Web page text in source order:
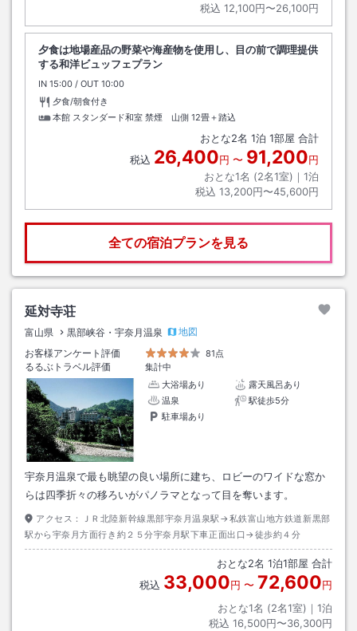
税込 12,100円〜26,100円
夕食は地場産品の野菜や海産物を使用し、目の前で調理提供
する和洋ビュッフェプラン
IN チェックイン
15:00 / OUT チェックアウト
10:00
夕食/朝食付き
本館 スタンダード和室 禁煙 山側 12畳＋踏込
おとな2名 1泊 1部屋 合計
税込 26,400円 〜 91,200円
おとな1名 (2名1室)｜ 1泊
税込 13,200円〜45,600円
全ての宿泊プランを見る
延対寺荘
富山県 黒部峡谷・宇奈月温泉
地図
お客様アンケート評価
81点
るるぶトラベル評価
集計中
大浴場あり
露天風呂あり
温泉
駅徒歩5分
駐車場あり
宇奈月温泉で最も眺望の良い場所に建ち、ロビーのワイドな窓か
らは四季折々の移ろいがパノラマとなって目を奪います。
アクセス：
ＪＲ北陸新幹線黒部宇奈月温泉駅→私鉄富山地方鉄道新黒部
駅から宇奈月方面行き約２５分宇奈月駅下車正面出口→徒歩約４分
おとな2名 1泊1部屋 合計
税込 33,000円 〜 72,600円
おとな1名 (2名1室)｜ 1泊
税込 16,500円〜36,300円